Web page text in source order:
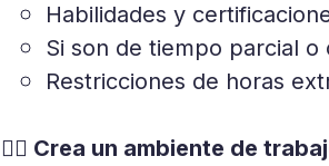
Habilidades y
Si son de tiempo parcial o
Restricciones de horas
👉🏼 Crea un ambiente de